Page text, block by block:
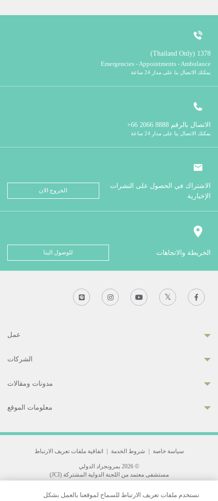
1378 (Thailand Only)
Emergencies - Appointments - Ambulance
يمكنك الاتصال بنا على مدار 24 ساعة
الاتصال بالرقم
يمكنك الاتصال بنا على مدار 24 ساعة
الاشتراك في الحصول على النشرات
الإخبارية
الخروج الان
الخريطة والاتجاهات للوصول الينا
عمل
الشركات
مدونات ومقالات
معلومات الموقع
سياسة خاصة شروط الخدمة اتفاقية ملفات تعريف الارتباط
© 2026 بمرونجراد الدولي
مستشفى معتمد من اللجنة الدولية المشتركة (JCI)
33 Sukhumvit 3, Wattana, Bangkok 10110 Thailand.
نستخدم ملفات تعريف الارتباط للسماح لموقعنا بالعمل بشكل